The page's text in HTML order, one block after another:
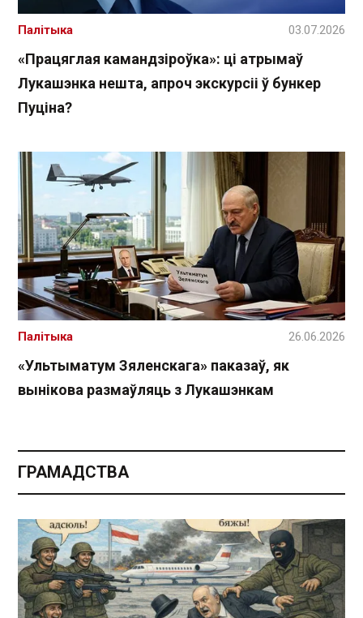
«Працяглая камандзіроўка»: ці атрымаў
Лукашэнка нешта, апроч экскурсіі ў бункер
Пуціна?
Палітыка 03.07.2026
«Ультыматум Зяленскага» паказаў, як
вынікова размаўляць з Лукашэнкам
Палітыка 26.06.2026
ГРАМАДСТВА